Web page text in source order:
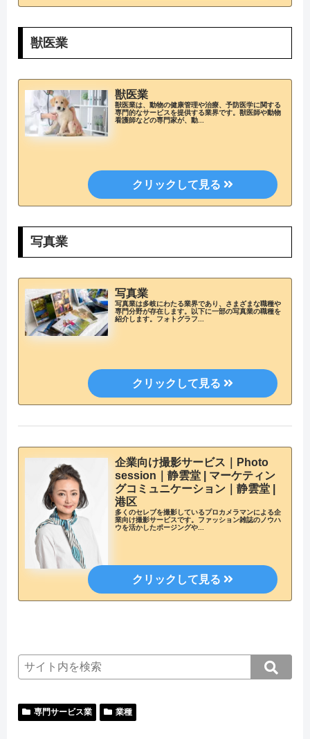
獣医業
獣医業
獣医業は、動物の健康管理や治療、予防医学に関する
専門的なサービスを提供する業界です。獣医師や動物
看護師などの専門家が、動...
写真業
写真業
写真業は多岐にわたる業界であり、さまざまな職種や
専門分野が存在します。以下に一部の写真業の職種を
紹介します。フォトグラフ...
企業向け撮影サービス｜Photo
session｜静雲堂 | マーケティン
グコミュニケーション｜静雲堂 |
港区
多くのセレブを撮影しているプロカメラマンによる企
業向け撮影サービスです。ファッション雑誌のノウハ
ウを活かしたポージングや...
専門サービス業 業種